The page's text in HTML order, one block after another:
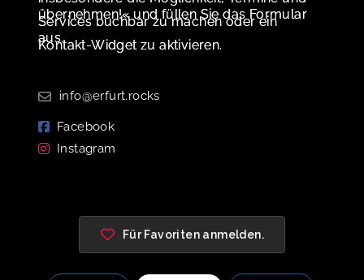
Services buchbar zu machen oder ein
Kontakt-Widget zu aktivieren.
übernehmen!« und füllen Sie das Formular
aus.
info@erfurt.rocks
Facebook
Instagram
Für Favoriten anmelden.